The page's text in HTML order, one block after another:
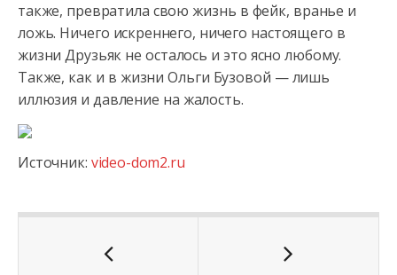
также, превратила свою жизнь в фейк, вранье и
ложь. Ничего искреннего, ничего настоящего в
жизни Друзьяк не осталось и это ясно любому.
Также, как и в жизни Ольги Бузовой — лишь
иллюзия и давление на жалость.
Источник: video-dom2.ru